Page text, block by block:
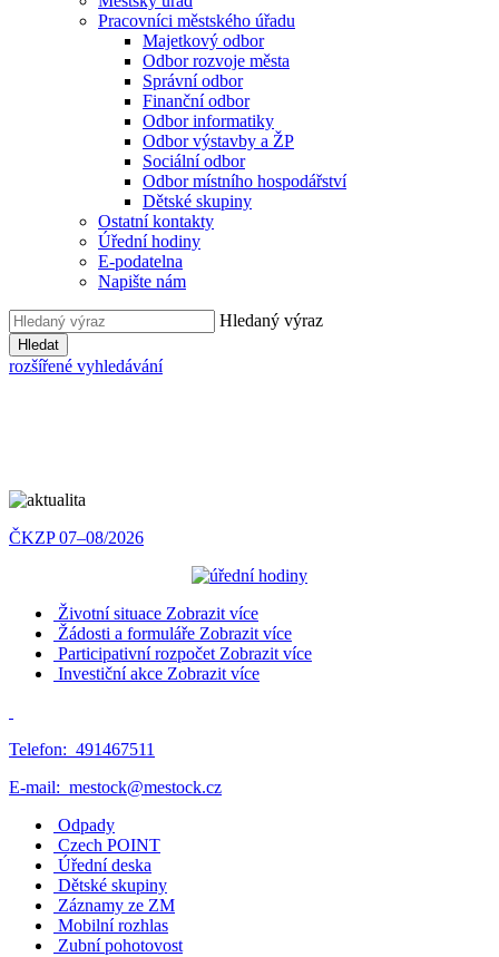
Pracovníci městského úřadu
Majetkový odbor
Odbor rozvoje města
Správní odbor
Finanční odbor
Odbor informatiky
Odbor výstavby a ŽP
Sociální odbor
Odbor místního hospodářství
Dětské skupiny
Ostatní kontakty
Úřední hodiny
E-podatelna
Napište nám
Hledaný výraz
Hledat
rozšířené vyhledávání
ČKZP 07–08/2026
Životní situace Zobrazit více
Žádosti a formuláře Zobrazit více
Participativní rozpočet Zobrazit více
Investiční akce Zobrazit více
Telefon: 491467511
E-mail: mestock@mestock.cz
Odpady
Czech POINT
Úřední deska
Dětské skupiny
Záznamy ze ZM
Mobilní rozhlas
Zubní pohotovost